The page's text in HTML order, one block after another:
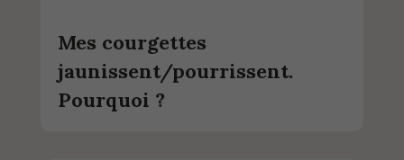
Mes courgettes
jaunissent/pourrissent.
Pourquoi ?